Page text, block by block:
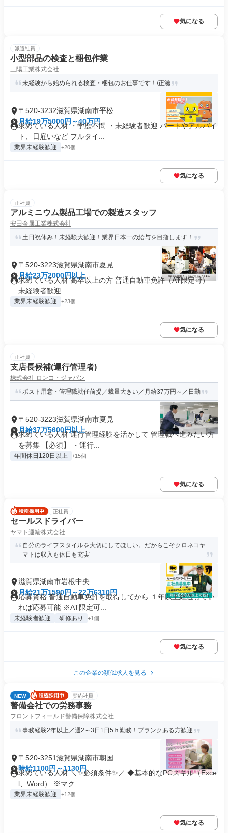
気になる
派遣社員
小型部品の検査と梱包作業
三陽工業株式会社
未経験から始められる検査・梱包のお仕事です！/正滋
〒520-3232滋賀県湖南市平松
月給19万5000円～40万円
求めている人材 ・学歴不問 ・未経験者歓迎 パートやアルバイ
ト、日雇いなど フルタイ...
業界未経験歓迎 +20個
気になる
正社員
アルミニウム製品工場での製造スタッフ
安田金属工業株式会社
土日祝休み！未経験大歓迎！業界日本一の給与を目指します！
〒520-3223滋賀県湖南市夏見
月給23万2000円以上
求めている人材 高卒以上の方 普通自動車免許（AT限定可）
未経験者歓迎
業界未経験歓迎 +23個
気になる
正社員
支店長候補(運行管理者)
株式会社 ロンコ・ジャパン
ポスト用意・管理職就任前提／裁量大きい／月給37万円～／日勤
〒520-3223滋賀県湖南市夏見
月給37万5600円以上
求めている人材 運行管理経験を活かして 管理職へ進みたい方
を募集 【必須】 ・運行...
年間休日120日以上 +15個
気になる
正社員
セールスドライバー
ヤマト運輸株式会社
自分のライフスタイルを大切にしてほしい。だからこそクロネコヤ
マトは収入も休日も充実
滋賀県湖南市岩根中央
月給21万1590円～22万6310円
応募資格 普通自動車免許を取得してから １年以上経過してい
れば応募可能 ※AT限定可...
未経験者歓迎 研修あり +1個
気になる
この企業の類似求人を見る
NEW 契約社員
警備会社での労務事務
フロントフィールド警備保障株式会社
事務経験2年以上／週2～3日1日5ｈ勤務！ブランクある方歓迎
〒520-3251滋賀県湖南市朝国
時給1100円～1130円
求めている人材 ＼✨必須条件✨／ ◆基本的なPCスキル（Exce
l、Word） ※マク...
業界未経験歓迎 +12個
気になる